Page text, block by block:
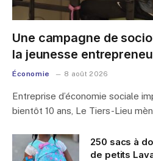
Une campagne de
la jeunesse
Économie 8 août 2026
Entreprise d’économie sociale
bientôt 10 ans, Le Tiers-Lieu
250 sacs à
de petits